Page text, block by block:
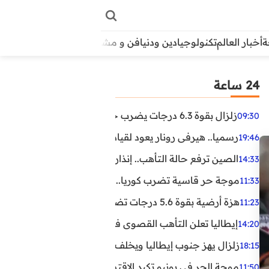
أخبار العالمتكنولوجيادين ودنيافن و مشاهير
24 ساعة
09:30زلزال بقوة 6.3 درجات يضرب جنوب الفلبين.. ولا تحذير من تسونامي حتى الآن
19:46رسميا.. هيرفي رونار يعود لقيادة منتخب كوت ديفوار
14:33الصين ترفع حالة التأهب.. إنذاران جديدان بسبب الأمطار
11:33موجة حر قاسية تضرب كوريا.. وفيات وإصابات ونفوق مئات
11:23هزة أرضية بقوة 5.6 درجات تضرب مصر
14:20إيطاليا تعلن التأهب القصوى في 23 مدينة بسبب موجة حر شديدة
18:15زلزال يهز جنوب إيطاليا ويخلف عشرات الجرحى